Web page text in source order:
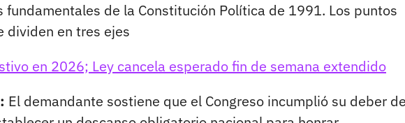
de la Constitución Política de 1991. Los puntos
dividen en tres ejes
en 2026; Ley cancela esperado fin de semana extendido
El demandante sostiene que el Congreso incumplió su deber